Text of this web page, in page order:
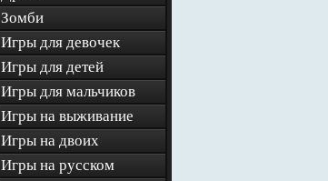
Зомби
Игры для девочек
Игры для детей
Игры для мальчиков
Игры на выживание
Игры на двоих
Игры на русском